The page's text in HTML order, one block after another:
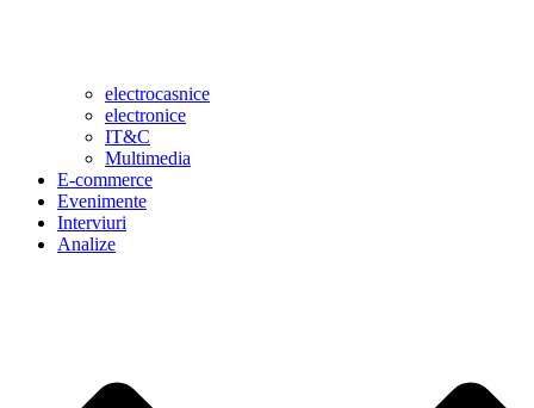
electrocasnice
electronice
IT&C
Multimedia
E-commerce
Evenimente
Interviuri
Analize